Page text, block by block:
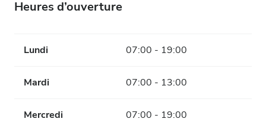
Heures d’ouverture
Lundi 07:00 - 19:00
Mardi 07:00 - 13:00
Mercredi 07:00 - 19:00